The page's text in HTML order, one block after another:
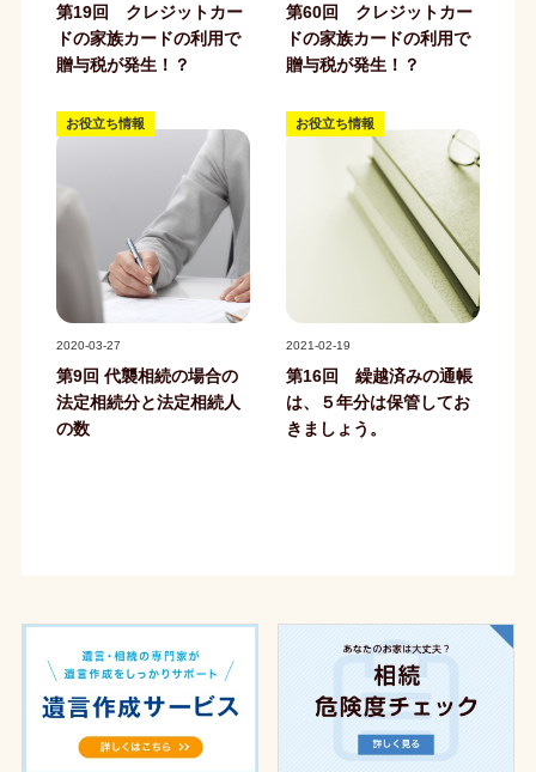
第19回 クレジットカー
ドの家族カードの利用で
贈与税が発生！？
第60回 クレジットカー
ドの家族カードの利用で
贈与税が発生！？
お役立ち情報
2020-03-27
第9回 代襲相続の場合の
法定相続分と法定相続人
の数
お役立ち情報
2021-02-19
第16回 繰越済みの通帳
は、５年分は保管してお
きましょう。